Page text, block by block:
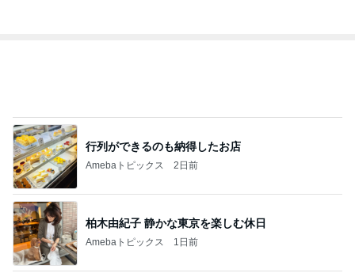
行列ができるのも納得したお店
Amebaトピックス 2日前
柏木由紀子 静かな東京を楽しむ休日
Amebaトピックス 1日前